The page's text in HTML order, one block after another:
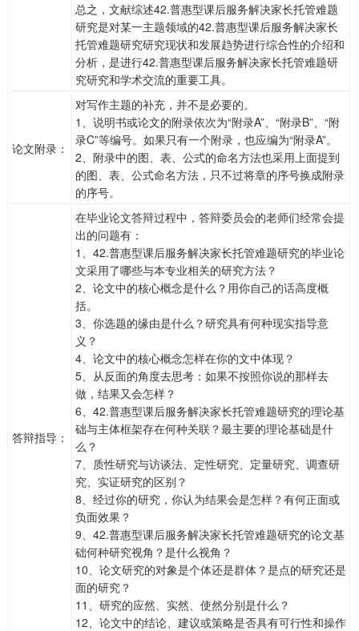
总之，文献综述42.普惠型课后服务解决家长托管难题
研究是对某一主题领域的42.普惠型课后服务解决家长
托管难题研究研究现状和发展趋势进行综合性的介绍和
分析，是进行42.普惠型课后服务解决家长托管难题研
究研究和学术交流的重要工具。
论文附录：
对写作主题的补充，并不是必要的。
1、说明书或论文的附录依次为“附录A”、“附录B”、“附
录C”等编号。如果只有一个附录，也应编为“附录A”。
2、附录中的图、表、公式的命名方法也采用上面提到
的图、表、公式命名方法，只不过将章的序号换成附录
的序号。
答辩指导：
在毕业论文答辩过程中，答辩委员会的老师们经常会提
出的问题有：
1、42.普惠型课后服务解决家长托管难题研究的毕业论
文采用了哪些与本专业相关的研究方法？
2、论文中的核心概念是什么？用你自己的话高度概
括。
3、你选题的缘由是什么？研究具有何种现实指导意
义？
4、论文中的核心概念怎样在你的文中体现？
5、从反面的角度去思考：如果不按照你说的那样去
做，结果又会怎样？
6、42.普惠型课后服务解决家长托管难题研究的理论基
础与主体框架存在何种关联？最主要的理论基础是什
么？
7、质性研究与访谈法、定性研究、定量研究、调查研
究、实证研究的区别？
8、经过你的研究，你认为结果会是怎样？有何正面或
负面效果？
9、42.普惠型课后服务解决家长托管难题研究的论文基
础何种研究视角？是什么视角？
10、论文研究的对象是个体还是群体？是点的研究还是
面的研究？
11、研究的应然、实然、使然分别是什么？
12、论文中的结论、建议或策略是否具有可行性和操作